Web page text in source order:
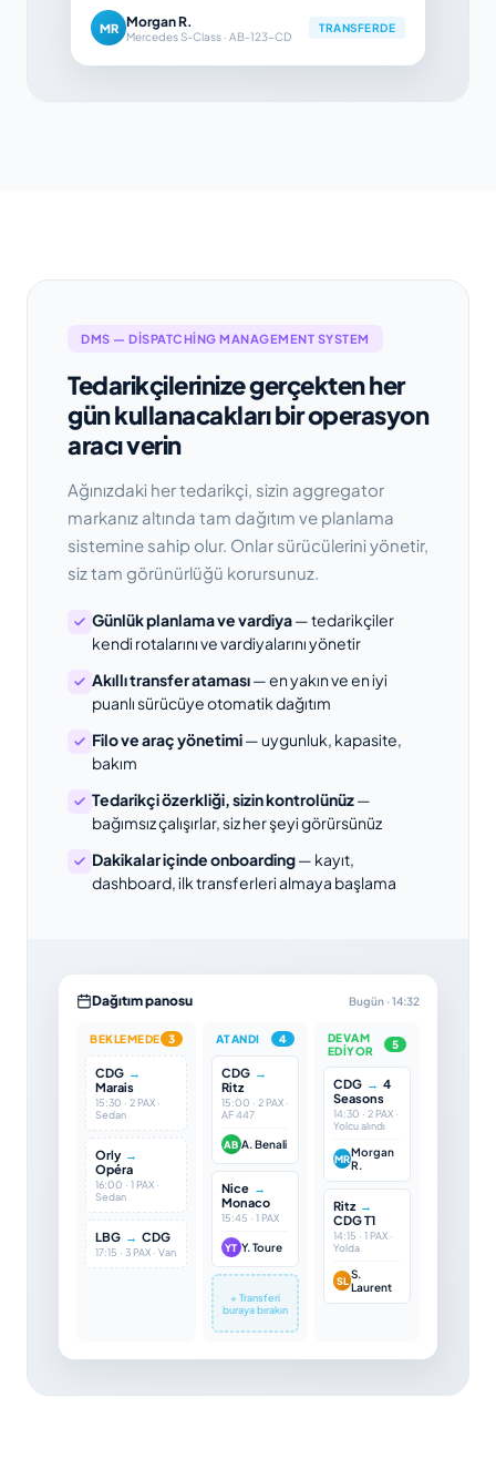
MR Morgan R.
Mercedes S-Class · AB-123-CD
TRANSFERDE
DMS — DISPATCHING MANAGEMENT SYSTEM
Tedarikçilerinize gerçekten her
gün kullanacakları bir operasyon
aracı verin
Ağınızdaki her tedarikçi, sizin aggregator
markanız altında tam dağıtım ve planlama
sistemine sahip olur. Onlar sürücülerini yönetir,
siz tam görünürlüğü korursunuz.
Günlük planlama ve vardiya— tedarikçiler
kendi rotalarını ve vardiyalarını yönetir
Akıllı transfer ataması— en yakın ve en iyi
puanlı sürücüye otomatik dağıtım
Filo ve araç yönetimi— uygunluk, kapasite,
bakım
Tedarikçi özerkliği, sizin kontrolünüz—
bağımsız çalışırlar, siz her şeyi görürsünüz
Dakikalar içinde onboarding— kayıt,
dashboard, ilk transferleri almaya başlama
Dağıtım panosu Bugün · 14:32
BEKLEMEDE 3
CDG →
Marais
15:30 · 2 PAX ·
Sedan
Orly →
Opéra
16:00 · 1 PAX ·
Sedan
LBG → CDG
17:15 · 3 PAX · Van
ATANDI 4
CDG →
Ritz
15:00 · 2 PAX ·
AF 447
AB A. Benali
Nice →
Monaco
15:45 · 1 PAX
YT Y. Toure
+ Transferi
buraya bırakın
DEVAM
EDIYOR
5
CDG → 4
Seasons
14:30 · 2 PAX ·
Yolcu alındı
MRMorgan
R.
Ritz →
CDG T1
14:15 · 1 PAX ·
Yolda
SL S.
Laurent